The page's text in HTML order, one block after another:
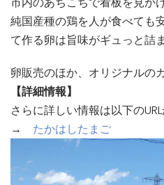
純国産種の鶏を人が食べても
て作る卵は旨味がギュっと詰
卵販売のほか、オリジナルの
【詳細情報】
さらに詳しい情報は以下の
→ たかはしたまご